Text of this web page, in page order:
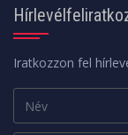
Iratkozzon fel